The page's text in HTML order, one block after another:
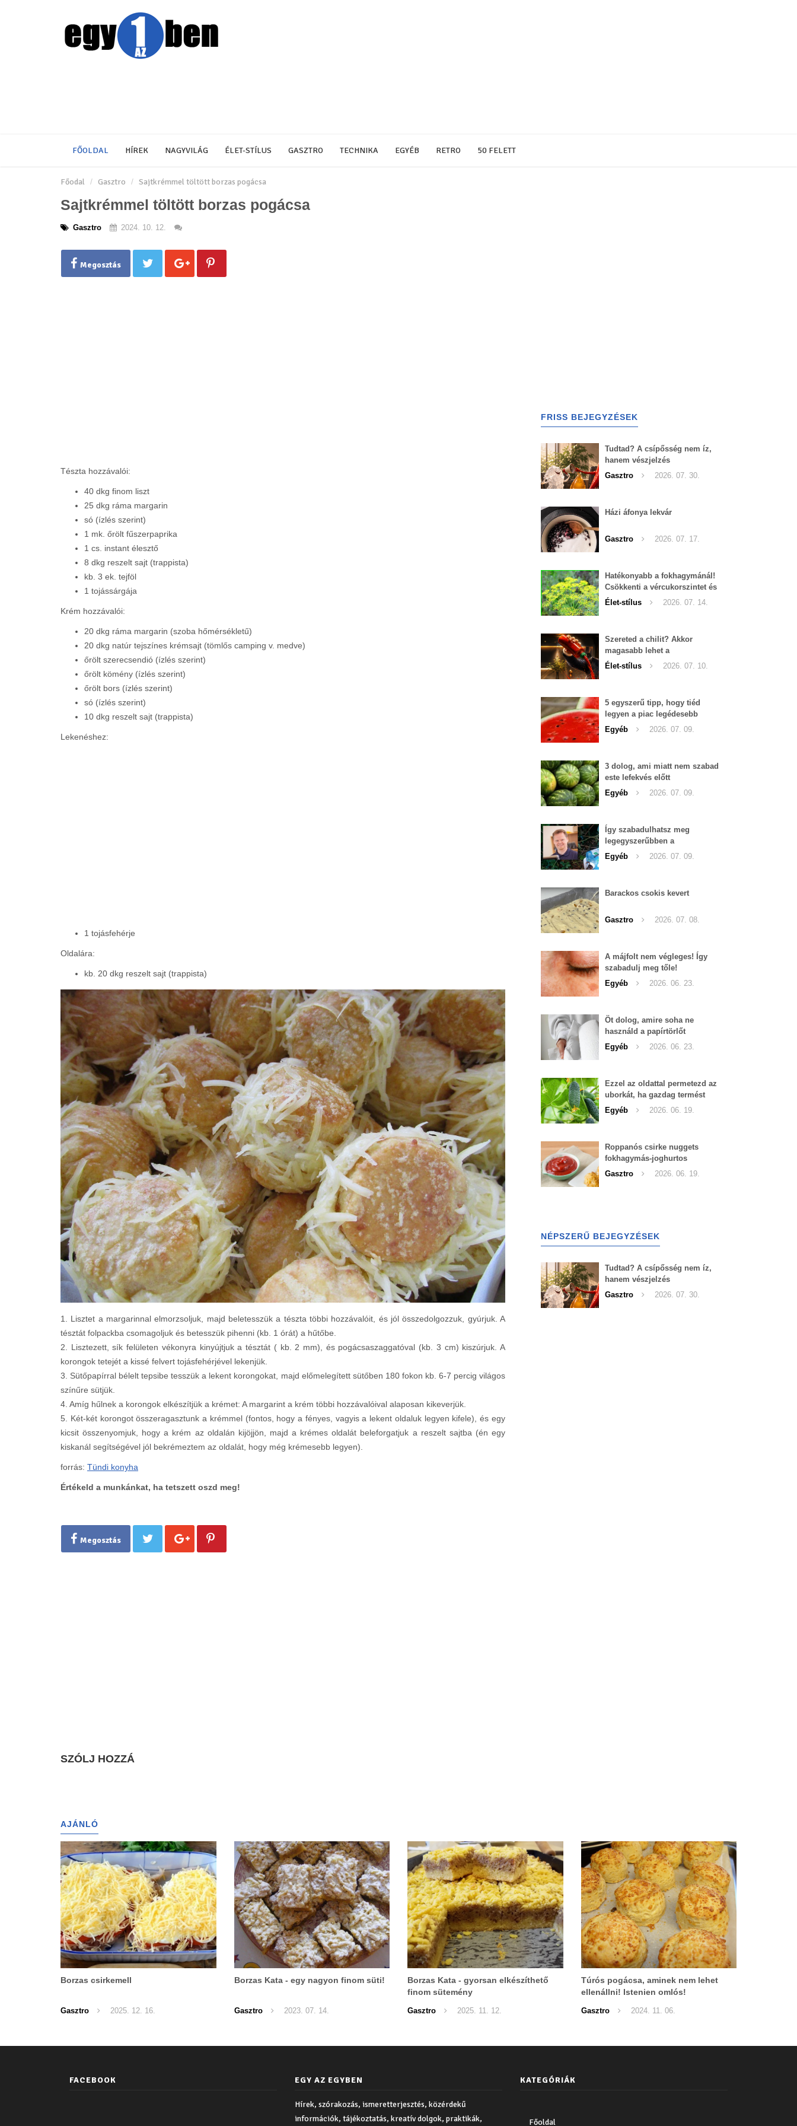
FŐOLDAL HÍREK NAGYVILÁG ÉLET-STÍLUS GASZTRO TECHNIKA EGYÉB RETRO 50 FELETT
Főodal Gasztro Sajtkrémmel töltött borzas pogácsa
Sajtkrémmel töltött borzas pogácsa
Gasztro 2024. 10. 12.
Megosztás
Tészta hozzávalói:
40 dkg finom liszt
25 dkg ráma margarin
só (ízlés szerint)
1 mk. őrölt fűszerpaprika
1 cs. instant élesztő
8 dkg reszelt sajt (trappista)
kb. 3 ek. tejföl
1 tojássárgája
Krém hozzávalói:
20 dkg ráma margarin (szoba hőmérsékletű)
20 dkg natúr tejszínes krémsajt (tömlős camping v. medve)
őrölt szerecsendió (ízlés szerint)
őrölt kömény (ízlés szerint)
őrölt bors (ízlés szerint)
só (ízlés szerint)
10 dkg reszelt sajt (trappista)
Lekenéshez:
1 tojásfehérje
Oldalára:
kb. 20 dkg reszelt sajt (trappista)
1. Lisztet a margarinnal elmorzsoljuk, majd beletesszük a tészta többi hozzávalóit, és jól összedolgozzuk, gyúrjuk. A
tésztát folpackba csomagoljuk és betesszük pihenni (kb. 1 órát) a hűtőbe.
2. Lisztezett, sík felületen vékonyra kinyújtjuk a tésztát ( kb. 2 mm), és pogácsaszaggatóval (kb. 3 cm) kiszúrjuk. A
korongok tetejét a kissé felvert tojásfehérjével lekenjük.
3. Sütőpapírral bélelt tepsibe tesszük a lekent korongokat, majd előmelegített sütőben 180 fokon kb. 6-7 percig világos
színűre sütjük.
4. Amíg hűlnek a korongok elkészítjük a krémet: A margarint a krém többi hozzávalóival alaposan kikeverjük.
5. Két-két korongot összeragasztunk a krémmel (fontos, hogy a fényes, vagyis a lekent oldaluk legyen kifele), és egy
kicsit összenyomjuk, hogy a krém az oldalán kijöjjön, majd a krémes oldalát beleforgatjuk a reszelt sajtba (én egy
kiskanál segítségével jól bekrémeztem az oldalát, hogy még krémesebb legyen).
forrás: Tündi konyha
Értékeld a munkánkat, ha tetszett oszd meg!
Megosztás
SZÓLJ HOZZÁ
FRISS BEJEGYZÉSEK
Tudtad? A csípősség nem íz,
hanem vészjelzés
Gasztro
2026. 07. 30.
Házi áfonya lekvár
Gasztro 2026. 07. 17.
Hatékonyabb a fokhagymánál!
Csökkenti a vércukorszintet és
a magas vérnyomást is!
Élet-stílus 2026. 07. 14.
Szereted a chilit? Akkor
magasabb lehet a
tesztoszteron-szinted
Élet-stílus 2026. 07. 10.
5 egyszerű tipp, hogy tiéd
legyen a piac legédesebb
görögdinnyéje
Egyéb 2026. 07. 09.
3 dolog, ami miatt nem szabad
este lefekvés előtt
görögdinnyét enni
Egyéb 2026. 07. 09.
Így szabadulhatsz meg
legegyszerűbben a
pucércsigáktól
Egyéb 2026. 07. 09.
Barackos csokis kevert
Gasztro 2026. 07. 08.
A májfolt nem végleges! Így
szabadulj meg tőle!
Egyéb
2026. 06. 23.
Öt dolog, amire soha ne
használd a papírtörlőt
Egyéb
2026. 06. 23.
Ezzel az oldattal permetezd az
uborkát, ha gazdag termést
szeretnél begyűjteni
Egyéb 2026. 06. 19.
Roppanós csirke nuggets
fokhagymás-joghurtos
szósszal
Gasztro 2026. 06. 19.
NÉPSZERŰ BEJEGYZÉSEK
Tudtad? A csípősség nem íz,
hanem vészjelzés
Gasztro
2026. 07. 30.
AJÁNLÓ
Borzas csirkemell
Gasztro 2025. 12. 16.
Borzas Kata - egy nagyon finom süti!
Gasztro 2023. 07. 14.
Borzas Kata - gyorsan elkészíthető
finom sütemény
Gasztro 2025. 11. 12.
Túrós pogácsa, aminek nem lehet
ellenállni! Istenien omlós!
Gasztro 2024. 11. 06.
FACEBOOK EGY AZ EGYBEN
Hírek, szórakozás, ismeretterjesztés, közérdekű
információk, tájékoztatás, kreatív dolgok, praktikák,
KATEGÓRIÁK
Főoldal